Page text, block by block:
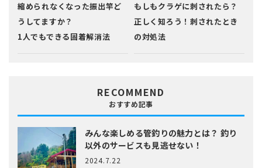
縮められなくなった振出竿ど
うしてますか？
1人でもできる固着解消法
もしもクラゲに刺されたら？
正しく知ろう！刺されたとき
の対処法
RECOMMEND
おすすめ記事
みんな楽しめる管釣りの魅力とは？ 釣り
以外のサービスも見逃せない！
2024.7.22